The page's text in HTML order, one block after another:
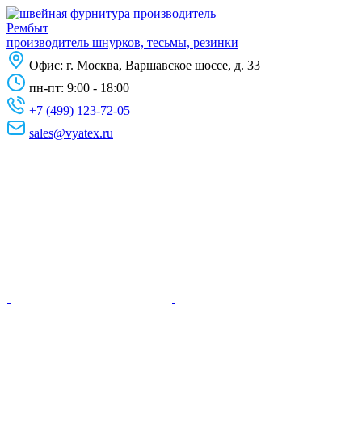
Рембыт
производитель шнурков, тесьмы, резинки
Офис: г. Москва, Варшавское шоссе, д. 33
пн-пт: 9:00 - 18:00
+7 (499) 123-72-05
sales@vyatex.ru